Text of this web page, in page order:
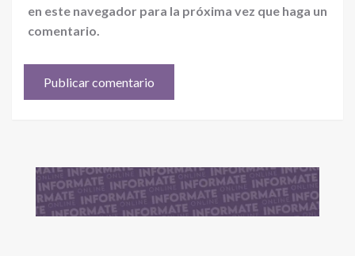
en este navegador para la próxima vez que haga un
comentario.